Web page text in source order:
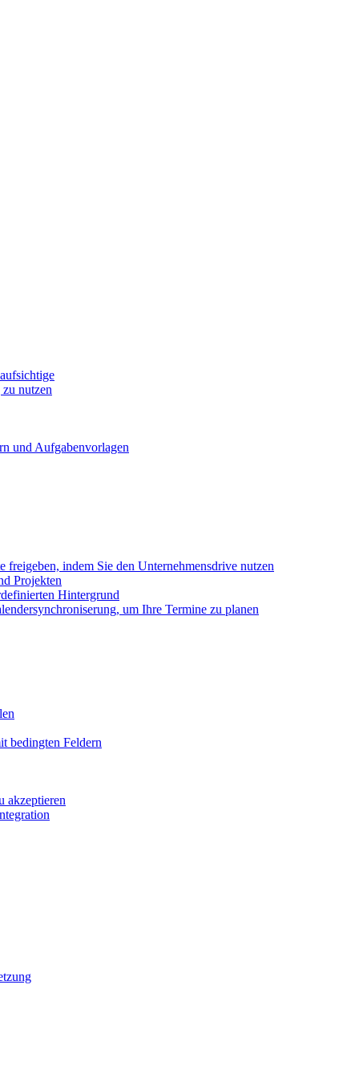
nutzen
und Aufgabenvorlagen
indem Sie den Unternehmensdrive nutzen
Projekten
Hintergrund
um Ihre Termine zu planen
bedingten Feldern
akzeptieren